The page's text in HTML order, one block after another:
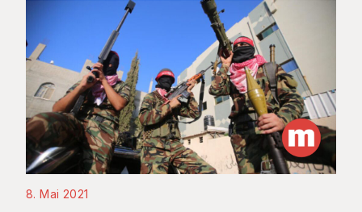
8. Mai 2021